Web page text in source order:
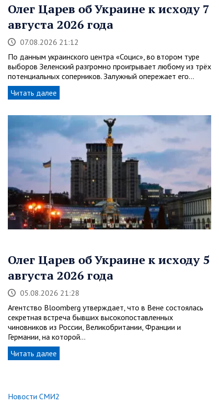
Олег Царев об Украине к исходу 7
августа 2026 года
07.08.2026 21:12
По данным украинского центра «Социс», во втором туре
выборов Зеленский разгромно проигрывает любому из трёх
потенциальных соперников. Залужный опережает его…
Читать далее
Олег Царев об Украине к исходу 5
августа 2026 года
05.08.2026 21:28
Агентство Bloomberg утверждает, что в Вене состоялась
секретная встреча бывших высокопоставленных
чиновников из России, Великобритании, Франции и
Германии, на которой…
Читать далее
Новости СМИ2